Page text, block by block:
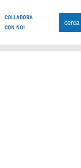
COLLABORA
CON NOI